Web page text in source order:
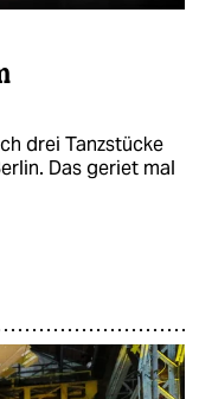
drei Tanzstücke
Das geriet mal